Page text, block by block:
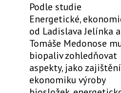
Podle studie
Energetické,
od Ladislava Jelínka a
Tomáše Medonose
biopaliv zohledňovat
aspekty, jako
ekonomiku výroby